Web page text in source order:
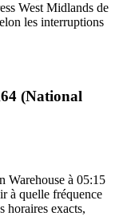
West Midlands de
les interruptions
(National
Warehouse à 05:15
à quelle fréquence
horaires exacts,